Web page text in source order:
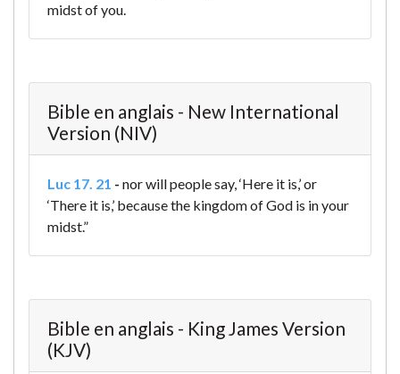
midst of you.
Bible en anglais - New International
Version (NIV)
Luc 17. 21 - nor will people say, ‘Here it is,’ or
‘There it is,’ because the kingdom of God is in your
midst.”
Bible en anglais - King James Version
(KJV)